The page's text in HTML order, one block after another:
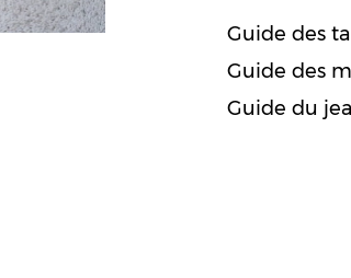
Guide des
Guide des
Guide du